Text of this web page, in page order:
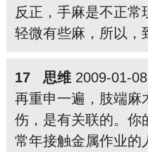
反正，手麻是不正
轻微有些麻，所以，
17 思维2009-01-
再重申一遍，肢端麻
伤，是有关联的。你
常年接触金属作业的